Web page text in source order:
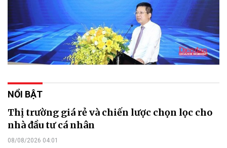
NỔI BẬT
Thị trường giá rẻ và chiến lược chọn lọc cho
nhà đầu tư cá nhân
08/08/2026 04:01